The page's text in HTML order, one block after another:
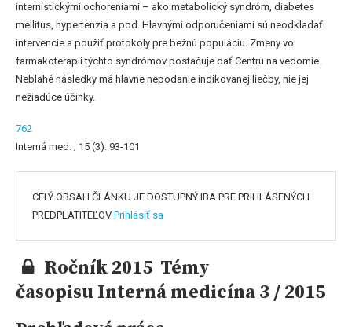
internistickými ochoreniami – ako metabolický syndróm, diabetes
mellitus, hypertenzia a pod. Hlavnými odporučeniami sú neodkladať
intervencie a použiť protokoly pre bežnú populáciu. Zmeny vo
farmakoterapii týchto syndrómov postačuje dať Centru na vedomie.
Neblahé následky má hlavne nepodanie indikovanej liečby, nie jej
nežiadúce účinky.
762
Interná med. ; 15 (3): 93-101
CELÝ OBSAH ČLÁNKU JE DOSTUPNÝ IBA PRE PRIHLÁSENÝCH
PREDPLATITEĽOV Prihlásiť sa
Ročník 2015 Témy
časopisu Interná medicína 3 / 2015